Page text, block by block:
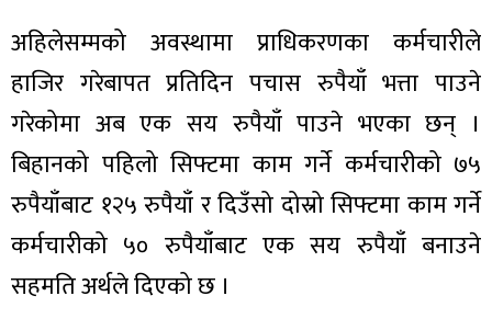
अहिलेसम्मको अवस्थामा प्राधिकरणका कर्मचारीले
हाजिर गरेबापत प्रतिदिन पचास रुपैयाँ भत्ता पाउने
गरेकोमा अब एक सय रुपैयाँ पाउने भएका छन् ।
बिहानको पहिलो सिफ्टमा काम गर्ने कर्मचारीको ७५
रुपैयाँबाट १२५ रुपैयाँ र दिउँसो दोस्रो सिफ्टमा काम गर्ने
कर्मचारीको ५० रुपैयाँबाट एक सय रुपैयाँ बनाउने
सहमति अर्थले दिएको छ ।